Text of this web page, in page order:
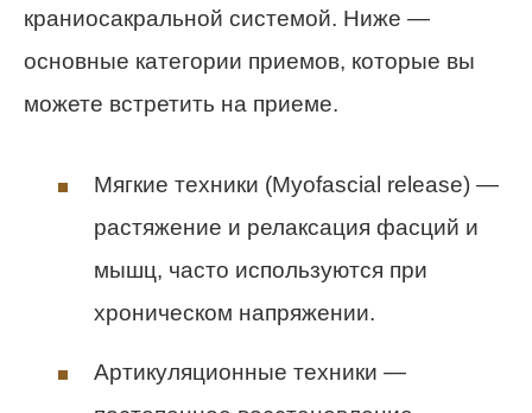
краниосакральной системой. Ниже —
основные категории приемов, которые вы
можете встретить на приеме.
Мягкие техники (Myofascial release) —
растяжение и релаксация фасций и
мышц, часто используются при
хроническом напряжении.
Артикуляционные техники —